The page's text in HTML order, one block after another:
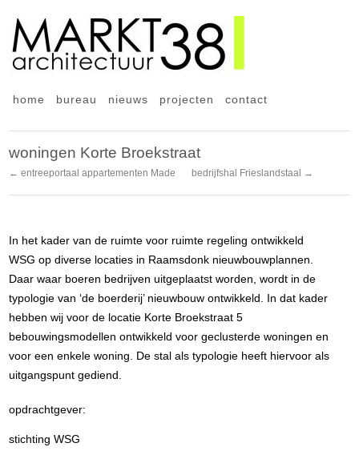
home bureau nieuws projecten contact
woningen Korte Broekstraat
← entreeportaal appartementen Made bedrijfshal Frieslandstaal →
In het kader van de ruimte voor ruimte regeling ontwikkeld
WSG op diverse locaties in Raamsdonk nieuwbouwplannen.
Daar waar boeren bedrijven uitgeplaatst worden, wordt in de
typologie van ‘de boerderij’ nieuwbouw ontwikkeld. In dat kader
hebben wij voor de locatie Korte Broekstraat 5
bebouwingsmodellen ontwikkeld voor geclusterde woningen en
voor een enkele woning. De stal als typologie heeft hiervoor als
uitgangspunt gediend.
opdrachtgever:
stichting WSG